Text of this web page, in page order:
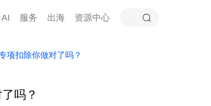
AI 服务 出海 资源中心
项扣除你做对了吗？
吗？